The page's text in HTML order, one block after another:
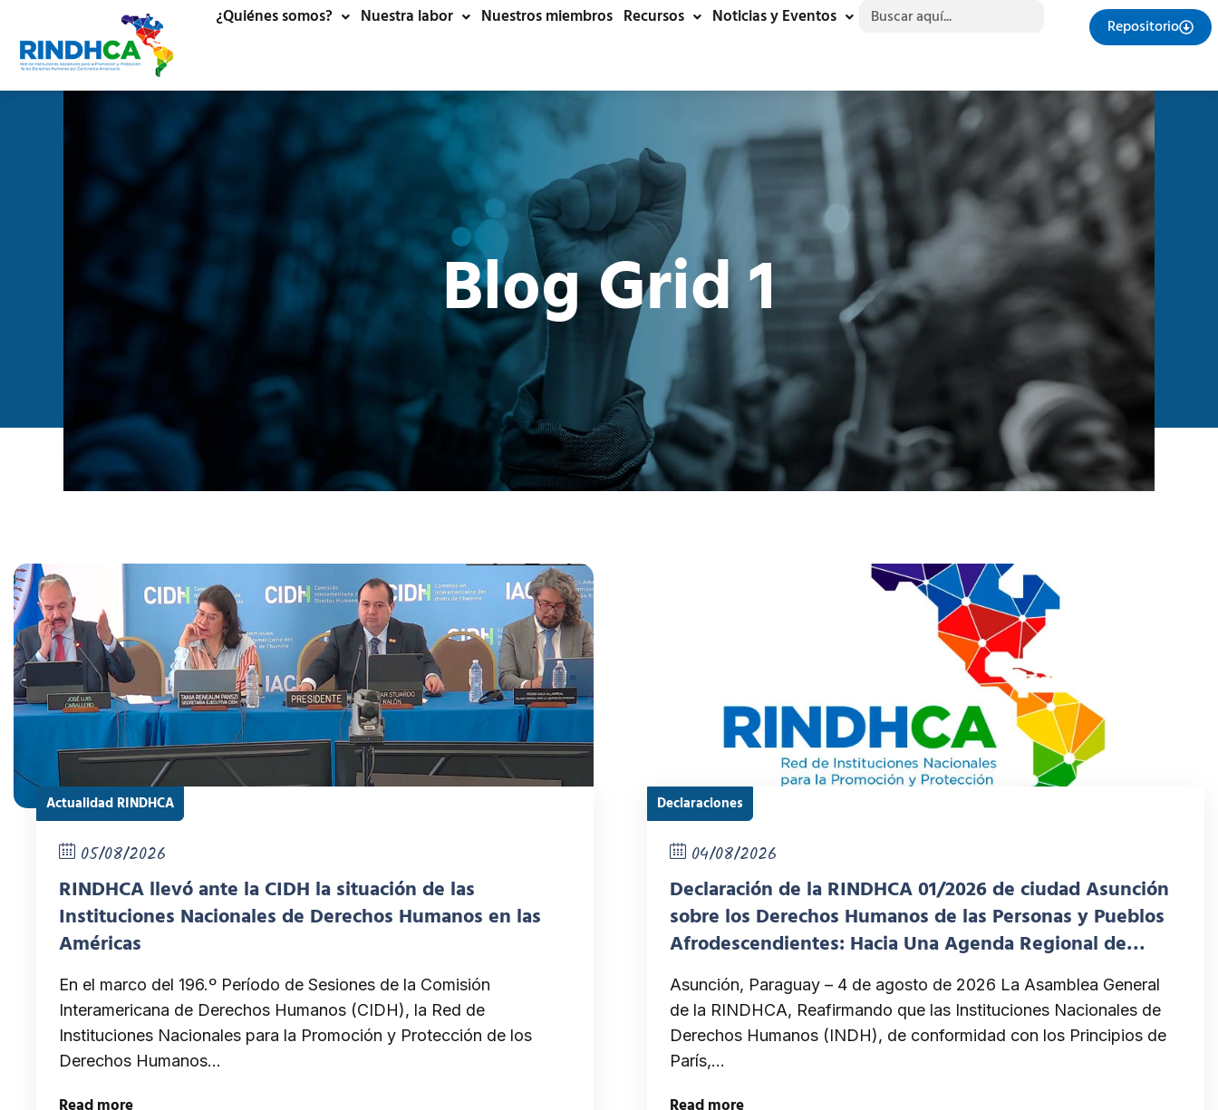
¿Quiénes somos? Nuestra labor Nuestros miembros Recursos Noticias y Eventos Buscar:
Repositorio
Blog Grid 1
Actualidad RINDHCA
05/08/2026
RINDHCA llevó ante la CIDH la situación de las
Instituciones Nacionales de Derechos Humanos en las
Américas
En el marco del 196.º Período de Sesiones de la Comisión
Interamericana de Derechos Humanos (CIDH), la Red de
Instituciones Nacionales para la Promoción y Protección de los
Derechos Humanos…
Declaraciones
04/08/2026
Declaración de la RINDHCA 01/2026 de ciudad Asunción
sobre los Derechos Humanos de las Personas y Pueblos
Afrodescendientes: Hacia Una Agenda Regional de
Igualdad y Justicia Racial
Asunción, Paraguay – 4 de agosto de 2026 La Asamblea General
de la RINDHCA, Reafirmando que las Instituciones Nacionales de
Derechos Humanos (INDH), de conformidad con los Principios de
París,…